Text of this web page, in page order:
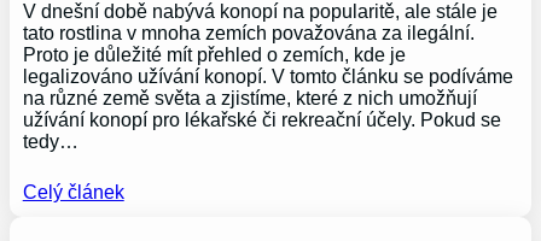
V dnešní době nabývá konopí na popularitě, ale stále je
tato rostlina v mnoha zemích považována za ilegální.
Proto je důležité mít přehled o zemích, kde je
legalizováno užívání konopí. V tomto článku se podíváme
na různé země světa a zjistíme, které z nich umožňují
užívání konopí pro lékařské či rekreační účely. Pokud se
tedy…
Celý článek